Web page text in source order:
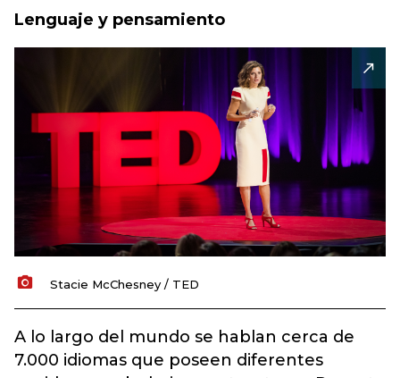
Lenguaje y pensamiento
Stacie McChesney / TED
A lo largo del mundo se hablan cerca de
7.000 idiomas que poseen diferentes